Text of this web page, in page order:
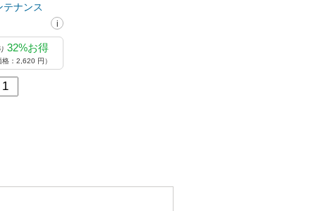
テナンス
32%お得
格：2,620 円）